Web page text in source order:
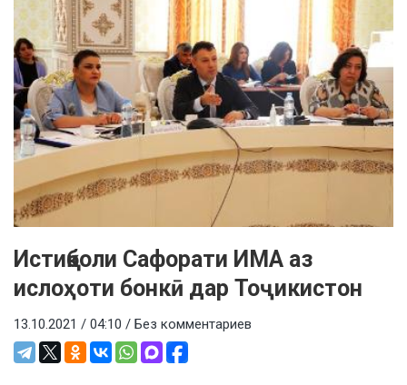
Истиқболи Сафорати ИМА аз
ислоҳоти бонкӣ дар Тоҷикистон
13.10.2021 / 04:10 / Без комментариев